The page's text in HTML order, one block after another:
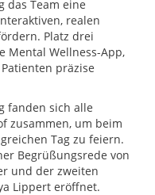
das Team eine
realen
Platz drei
Mental Wellness-App,
präzise
fanden sich alle
zusammen, um beim
Tag zu feiern.
Begrüßungsrede von
und der zweiten
Lippert eröffnet.